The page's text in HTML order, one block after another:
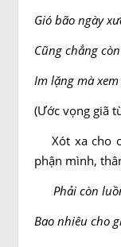
Gió bão ngày
Cũng chẳng
Im lặng mà
(Ước vọng giã
Xót xa cho
phận mình,
Phải còn
Bao nhiêu cho